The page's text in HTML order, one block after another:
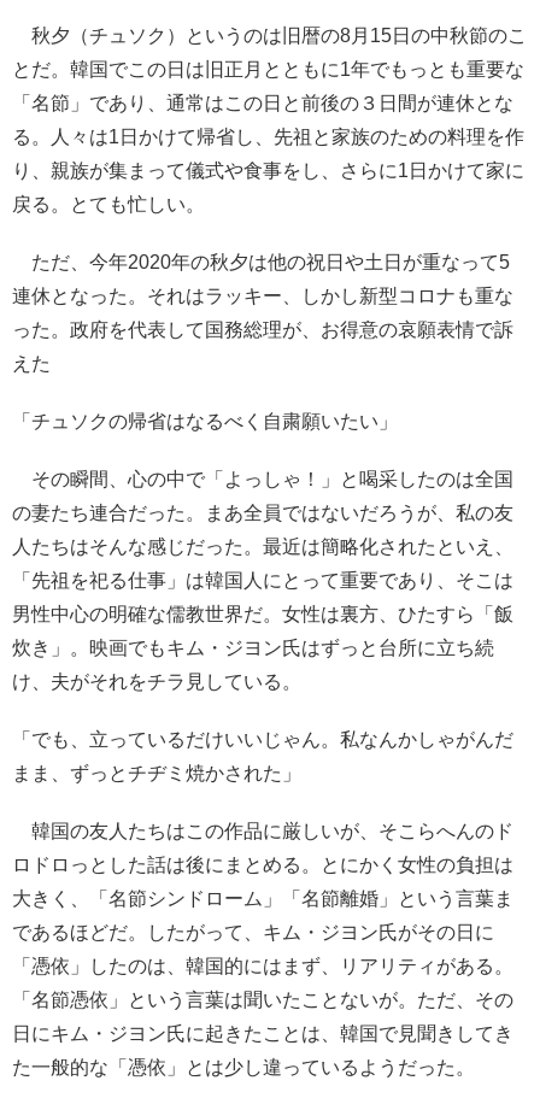
秋夕（チュソク）というのは旧暦の8月15日の中秋節のこ
とだ。韓国でこの日は旧正月とともに1年でもっとも重要な
「名節」であり、通常はこの日と前後の３日間が連休とな
る。人々は1日かけて帰省し、先祖と家族のための料理を作
り、親族が集まって儀式や食事をし、さらに1日かけて家に
戻る。とても忙しい。
ただ、今年2020年の秋夕は他の祝日や土日が重なって5
連休となった。それはラッキー、しかし新型コロナも重な
った。政府を代表して国務総理が、お得意の哀願表情で訴
えた
「チュソクの帰省はなるべく自粛願いたい」
その瞬間、心の中で「よっしゃ！」と喝采したのは全国
の妻たち連合だった。まあ全員ではないだろうが、私の友
人たちはそんな感じだった。最近は簡略化されたといえ、
「先祖を祀る仕事」は韓国人にとって重要であり、そこは
男性中心の明確な儒教世界だ。女性は裏方、ひたすら「飯
炊き」。映画でもキム・ジヨン氏はずっと台所に立ち続
け、夫がそれをチラ見している。
「でも、立っているだけいいじゃん。私なんかしゃがんだ
まま、ずっとチヂミ焼かされた」
韓国の友人たちはこの作品に厳しいが、そこらへんのド
ロドロっとした話は後にまとめる。とにかく女性の負担は
大きく、「名節シンドローム」「名節離婚」という言葉ま
であるほどだ。したがって、キム・ジヨン氏がその日に
「憑依」したのは、韓国的にはまず、リアリティがある。
「名節憑依」という言葉は聞いたことないが。ただ、その
日にキム・ジヨン氏に起きたことは、韓国で見聞きしてき
た一般的な「憑依」とは少し違っているようだった。